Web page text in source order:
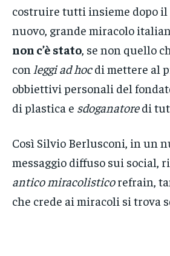
costruire tutti insieme dopo il
nuovo, grande miracolo
non c’è stato, se non quello
con leggi ad hocdi mettere al
obbiettivi personali del
di plastica e sdoganatoredi
Così Silvio Berlusconi, in un
messaggio diffuso sui social,
antico miracolisticorefrain,
che crede ai miracoli si trova